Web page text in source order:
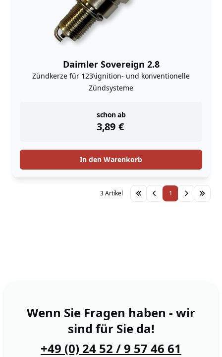
Daimler Sovereign 2.8
Zündkerze für 123\ignition- und konventionelle
Zündsysteme
schon ab
3,89 €
instock
In den Warenkorb
1
3 Artikel
Wenn Sie Fragen haben - wir
sind für Sie da!
+49 (0) 24 52 / 9 57 46 61